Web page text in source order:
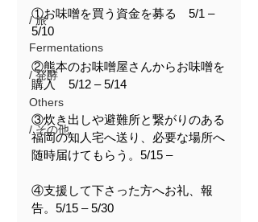
/ 旅
Fermentations
/ 発酵
Others
/ その他
①お味噌を買う資金を募る　5/1 –
5/10
②熊本のお味噌屋さんからお味噌を
購入    5/12 – 5/14
③炊き出しや避難所と繋がりのある
福岡の知人宅へ送り、必要な場所へ
随時届けてもらう。5/15 –
④支援して下さった方へお礼、報
告。5/15 – 5/30